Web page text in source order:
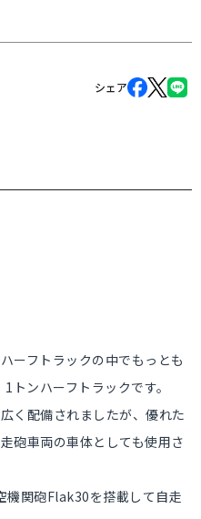
シェア
ーフトラックの中でもっとも
トンハーフトラックです。
く配備されましたが、優れた
砲車両の車体としても使用さ
関砲Flak30を搭載して自走